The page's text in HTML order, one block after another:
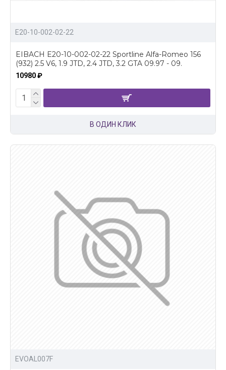
E20-10-002-02-22
EIBACH E20-10-002-02-22 Sportline Alfa-Romeo 156
(932) 2.5 V6, 1.9 JTD, 2.4 JTD, 3.2 GTA 09.97 - 09.
10980 ₽
В ОДИН КЛИК
EVOAL007F